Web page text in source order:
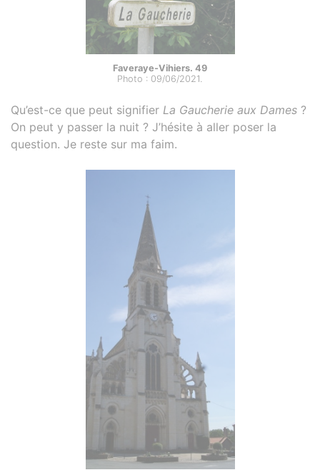
Faveraye-Vihiers. 49
Photo : 09/06/2021.
Qu’est-ce que peut signifier La Gaucherie aux Dames ?
On peut y passer la nuit ? J’hésite à aller poser la
question. Je reste sur ma faim.